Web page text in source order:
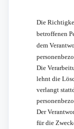
Die
betroffenen
dem
Die
lehnt die
verlangt
Der
für die